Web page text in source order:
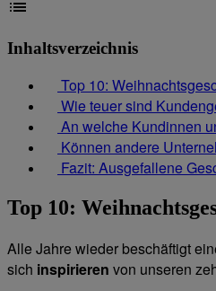
Inhaltsverzeichnis
Top 10:
Wie teuer sind
An welche Kundinnen
Können andere
Fazit: Ausgefallene
Top 10:
Alle Jahre wieder beschäftigt
sich inspirieren von unseren